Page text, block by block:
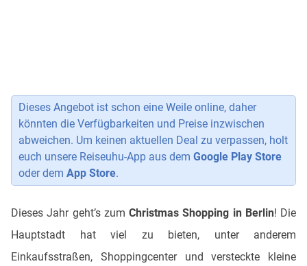
Dieses Angebot ist schon eine Weile online, daher
könnten die Verfügbarkeiten und Preise inzwischen
abweichen. Um keinen aktuellen Deal zu verpassen, holt
euch unsere Reiseuhu-App aus dem Google Play Store
oder dem App Store.
Dieses Jahr geht’s zum Christmas Shopping in Berlin! Die
Hauptstadt hat viel zu bieten, unter anderem
Einkaufsstraßen, Shoppingcenter und versteckte kleine